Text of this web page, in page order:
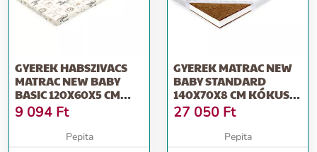
GYEREK HABSZIVACS
MATRAC NEW BABY
BASIC 120X60X5 CM
ZOO
9 094 Ft
Pepita
GYEREK MATRAC NEW
BABY STANDARD
140X70X8 CM KÓKUSZ-
HABSZIVACS-KÓK...
27 050 Ft
Pepita